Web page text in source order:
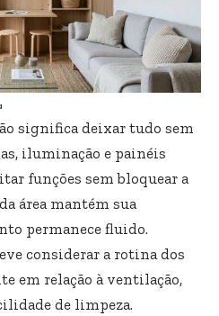
significa deixar tudo sem
iluminação e painéis
funções sem bloquear a
área mantém sua
permanece fluido.
considerar a rotina dos
em relação à ventilação,
de limpeza.